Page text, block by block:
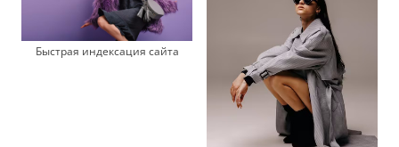
Быстрая индексация сайта